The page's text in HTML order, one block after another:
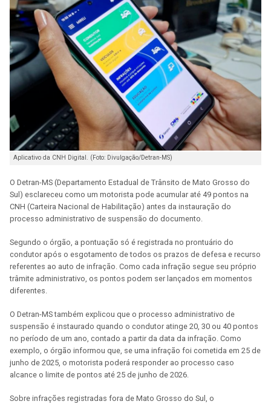
Aplicativo da CNH Digital. (Foto: Divulgação/Detran-MS)
O Detran-MS (Departamento Estadual de Trânsito de Mato Grosso do
Sul) esclareceu como um motorista pode acumular até 49 pontos na
CNH (Carteira Nacional de Habilitação) antes da instauração do
processo administrativo de suspensão do documento.
Segundo o órgão, a pontuação só é registrada no prontuário do
condutor após o esgotamento de todos os prazos de defesa e recurso
referentes ao auto de infração. Como cada infração segue seu próprio
trâmite administrativo, os pontos podem ser lançados em momentos
diferentes.
O Detran-MS também explicou que o processo administrativo de
suspensão é instaurado quando o condutor atinge 20, 30 ou 40 pontos
no período de um ano, contado a partir da data da infração. Como
exemplo, o órgão informou que, se uma infração foi cometida em 25 de
junho de 2025, o motorista poderá responder ao processo caso
alcance o limite de pontos até 25 de junho de 2026.
Sobre infrações registradas fora de Mato Grosso do Sul, o